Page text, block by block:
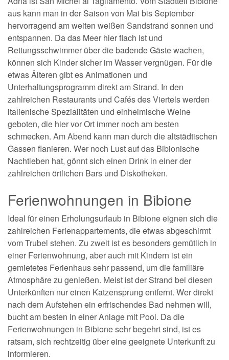
aus kann man in der Saison von Mai bis September
hervorragend am weiten weißen Sandstrand sonnen und
entspannen. Da das Meer hier flach ist und
Rettungsschwimmer über die badende Gäste wachen,
können sich Kinder sicher im Wasser vergnügen. Für die
etwas Älteren gibt es Animationen und
Unterhaltungsprogramm direkt am Strand. In den
zahlreichen Restaurants und Cafés des Viertels werden
italienische Spezialitäten und einheimische Weine
geboten, die hier vor Ort immer noch am besten
schmecken. Am Abend kann man durch die altstädtischen
Gassen flanieren. Wer noch Lust auf das Bibionische
Nachtleben hat, gönnt sich einen Drink in einer der
zahlreichen örtlichen Bars und Diskotheken.
Ferienwohnungen in Bibione
Ideal für einen Erholungsurlaub in Bibione eignen sich die
zahlreichen Ferienappartements, die etwas abgeschirmt
vom Trubel stehen. Zu zweit ist es besonders gemütlich in
einer Ferienwohnung, aber auch mit Kindern ist ein
gemietetes Ferienhaus sehr passend, um die familiäre
Atmosphäre zu genießen. Meist ist der Strand bei diesen
Unterkünften nur einen Katzensprung entfernt. Wer direkt
nach dem Aufstehen ein erfrischendes Bad nehmen will,
bucht am besten in einer Anlage mit Pool. Da die
Ferienwohnungen in Bibione sehr begehrt sind, ist es
ratsam, sich rechtzeitig über eine geeignete Unterkunft zu
informieren.